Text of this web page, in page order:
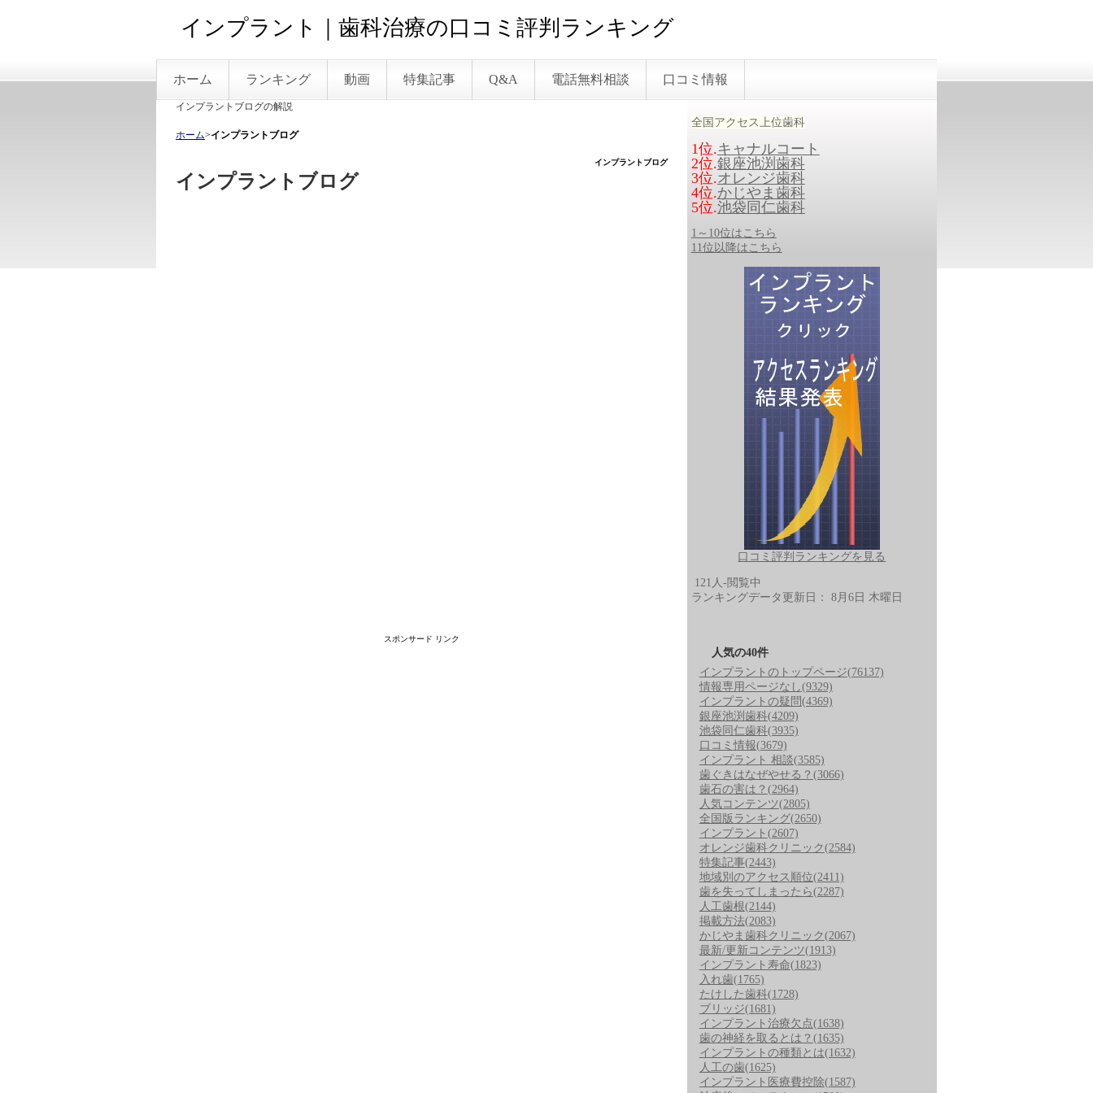
インプラント｜歯科治療の口コミ評判ランキング
ホーム ランキング 動画 特集記事 Q&A 電話無料相談 口コミ情報
インプラントブログの解説
ホーム>インプラントブログ
インプラントブログ
インプラントブログ
スポンサード リンク
全国アクセス上位歯科
1位.キャナルコート
2位.銀座池渕歯科
3位.オレンジ歯科
4位.かじやま歯科
5位.池袋同仁歯科
1～10位はこちら
11位以降はこちら
口コミ評判ランキングを見る
121人-閲覧中
ランキングデータ更新日： 8月6日 木曜日
人気の40件
インプラントのトップページ(76137)
情報専用ページなし(9329)
インプラントの疑問(4369)
銀座池渕歯科(4209)
池袋同仁歯科(3935)
口コミ情報(3679)
インプラント 相談(3585)
歯ぐきはなぜやせる？ (3066)
歯石の害は？ (2964)
人気コンテンツ(2805)
全国版ランキング(2650)
インプラント (2607)
オレンジ歯科クリニック(2584)
特集記事(2443)
地域別のアクセス順位(2411)
歯を失ってしまったら(2287)
人工歯根(2144)
掲載方法(2083)
かじやま歯科クリニック(2067)
最新/更新コンテンツ(1913)
インプラント寿命(1823)
入れ歯(1765)
たけした歯科(1728)
ブリッジ(1681)
インプラント治療欠点(1638)
歯の神経を取るとは？ (1635)
インプラントの種類とは(1632)
人工の歯(1625)
インプラント医療費控除(1587)